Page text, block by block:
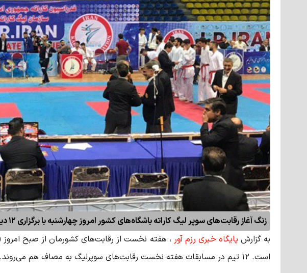
زنگ آغاز رقابت‌های سوپر لیگ کاراته باشگاه‌های کشور امروز چهارشنبه با برگزاری ۱۲ دیدار در سالن شهید افراسیابی به صدا در می‌آید.
به گزارش پایگاه خبری رزم آور ، هفته نخست از رقابت‌های کشورمان از صبح
است. ۱۲ تیم در مسابقات هفته نخست رقابت‌های
سوپرلیگ به مصاف هم می‌‌روند.